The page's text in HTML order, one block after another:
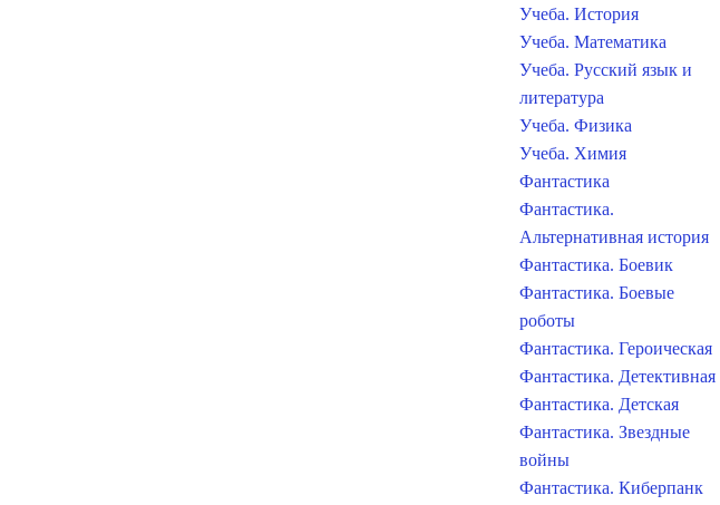
Учеба. История
Учеба. Математика
Учеба. Русский язык и
литература
Учеба. Физика
Учеба. Химия
Фантастика
Фантастика.
Альтернативная история
Фантастика. Боевик
Фантастика. Боевые
роботы
Фантастика. Героическая
Фантастика. Детективная
Фантастика. Детская
Фантастика. Звездные
войны
Фантастика. Киберпанк